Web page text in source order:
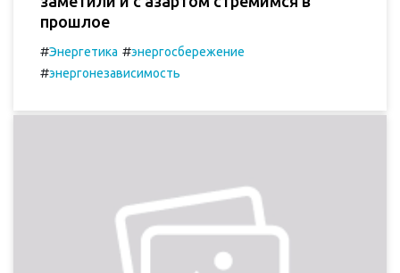
прошлое
#Энергетика #энергосбережение
#энергонезависимость